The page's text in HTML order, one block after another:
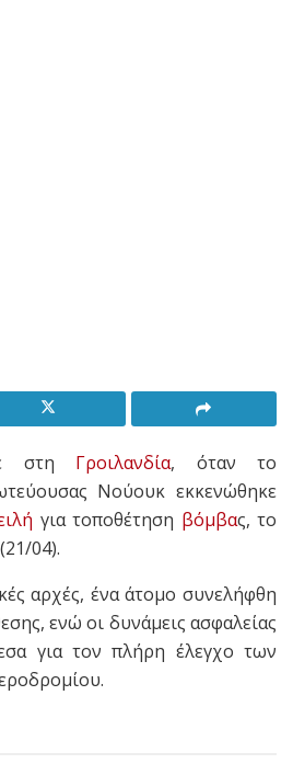
στη Γροιλανδία, όταν το
Νούουκ εκκενώθηκε
για τοποθέτηση βόμβας, το
04).
αρχές, ένα άτομο συνελήφθη
ενώ οι δυνάμεις ασφαλείας
για τον πλήρη έλεγχο των